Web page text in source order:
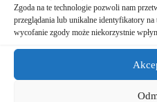
Zgoda na te technologie pozwoli nam
przeglądania lub unikalne identyfikatory
wycofanie zgody może niekorzystnie
⛪ Historia Zgromadzenia
📸 Albumy